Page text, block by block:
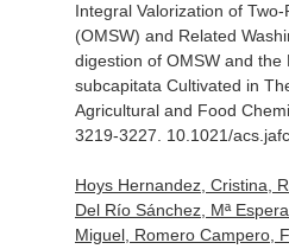
Integral Valorization of
(OMSW) and Related
digestion of OMSW and the
subcapitata Cultivated in
Agricultural and Food
3219-3227. 10.1021/
Hoys Hernandez, Cristina,
Del Río Sánchez, Mª
Miguel, Romero Campero,